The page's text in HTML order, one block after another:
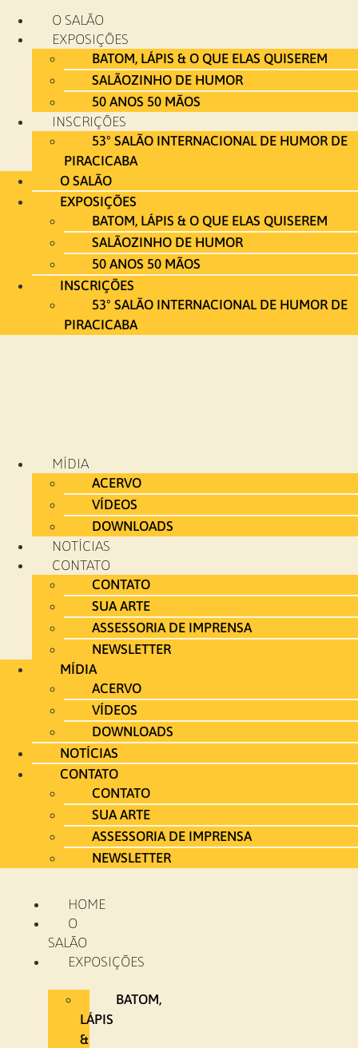
para
conteúdo
O SALÃO
EXPOSIÇÕES
BATOM, LÁPIS & O QUE ELAS QUISEREM
SALÃOZINHO DE HUMOR
50 ANOS 50 MÃOS
INSCRIÇÕES
53º SALÃO INTERNACIONAL DE HUMOR DE
PIRACICABA
O SALÃO
EXPOSIÇÕES
BATOM, LÁPIS & O QUE ELAS QUISEREM
SALÃOZINHO DE HUMOR
50 ANOS 50 MÃOS
INSCRIÇÕES
53º SALÃO INTERNACIONAL DE HUMOR DE
PIRACICABA
MÍDIA
ACERVO
VÍDEOS
DOWNLOADS
NOTÍCIAS
CONTATO
CONTATO
SUA ARTE
ASSESSORIA DE IMPRENSA
NEWSLETTER
MÍDIA
ACERVO
VÍDEOS
DOWNLOADS
NOTÍCIAS
CONTATO
CONTATO
SUA ARTE
ASSESSORIA DE IMPRENSA
NEWSLETTER
HOME
O
SALÃO
EXPOSIÇÕES
BATOM,
LÁPIS
&